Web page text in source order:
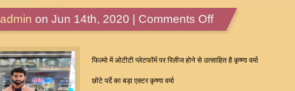
admin on Jun 14th, 2020 | Comments Offon
Krishna
Excited
फिल्मो में ओटीटी प्लेटफॉर्म पर रिलीज होने से उत्साहित है कृष्णा वर्मा
छोटे पर्दे का बड़ा एक्टर कृष्णा वर्मा